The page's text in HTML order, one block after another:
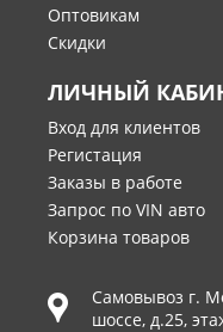
Оптовикам
Скидки
ЛИЧНЫЙ
Вход для клиентов
Регистация
Заказы в работе
Запрос по VIN авто
Корзина товаров
Самовывоз г.
шоссе, д.25,